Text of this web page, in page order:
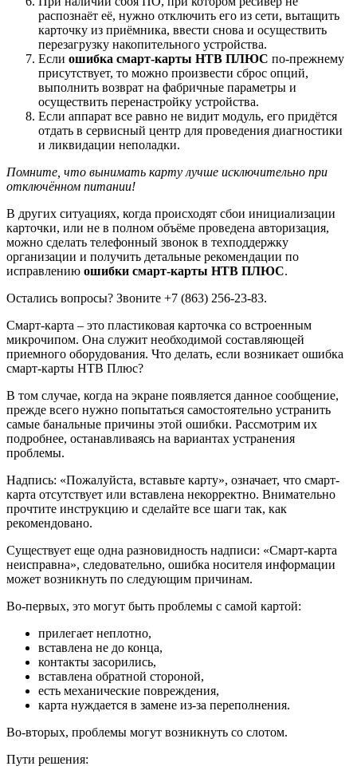
распознаёт её, нужно отключить его из сети, вытащить
карточку из приёмника, ввести снова и осуществить
перезагрузку накопительного устройства.
Если ошибка смарт-карты НТВ ПЛЮС по-прежнему
присутствует, то можно произвести сброс опций,
выполнить возврат на фабричные параметры и
осуществить перенастройку устройства.
Если аппарат все равно не видит модуль, его придётся
отдать в сервисный центр для проведения диагностики
и ликвидации неполадки.
Помните, что вынимать карту лучше исключительно при
отключённом питании!
В других ситуациях, когда происходят сбои инициализации
карточки, или не в полном объёме проведена авторизация,
можно сделать телефонный звонок в техподдержку
организации и получить детальные рекомендации по
исправлению ошибки смарт-карты НТВ ПЛЮС.
Остались вопросы? Звоните +7 (863) 256-23-83.
Смарт-карта – это пластиковая карточка со встроенным
микрочипом. Она служит необходимой составляющей
приемного оборудования. Что делать, если возникает ошибка
смарт-карты НТВ Плюс?
В том случае, когда на экране появляется данное сообщение,
прежде всего нужно попытаться самостоятельно устранить
самые банальные причины этой ошибки. Рассмотрим их
подробнее, останавливаясь на вариантах устранения
проблемы.
Надпись: «Пожалуйста, вставьте карту», означает, что смарт-
карта отсутствует или вставлена некорректно. Внимательно
прочтите инструкцию и сделайте все шаги так, как
рекомендовано.
Существует еще одна разновидность надписи: «Смарт-карта
неисправна», следовательно, ошибка носителя информации
может возникнуть по следующим причинам.
Во-первых, это могут быть проблемы с самой картой:
прилегает неплотно,
вставлена не до конца,
контакты засорились,
вставлена обратной стороной,
есть механические повреждения,
карта нуждается в замене из-за переполнения.
Во-вторых, проблемы могут возникнуть со слотом.
Пути решения: